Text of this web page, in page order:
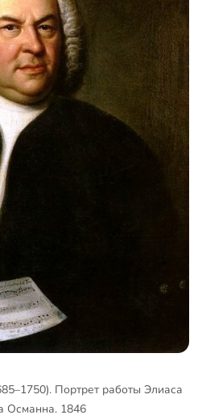
Портрет работы Элиаса
Османна. 1846